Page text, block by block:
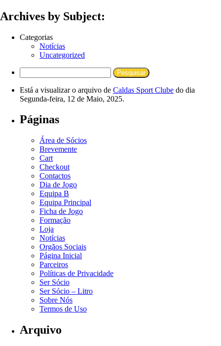
Archives by Subject:
Categorias
Notícias
Uncategorized
Está a visualizar o arquivo de Caldas Sport Clube do dia
Segunda-feira, 12 de Maio, 2025.
Páginas
Área de Sócios
Brevemente
Cart
Checkout
Contactos
Dia de Jogo
Equipa B
Equipa Principal
Ficha de Jogo
Formação
Loja
Notícias
Orgãos Sociais
Página Inicial
Parceiros
Políticas de Privacidade
Ser Sócio
Ser Sócio – Litro
Sobre Nós
Termos de Uso
Arquivo
Subscreva a nossa newsletter
Receba todas as noticias do clube no seu email
Permito que o Caldas SC recolha os meus dados.